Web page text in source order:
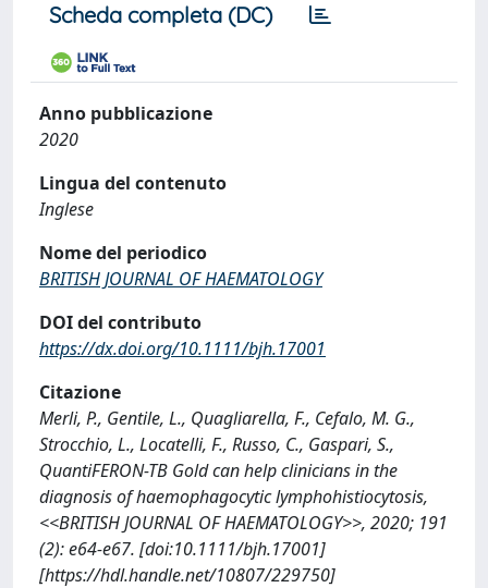
Scheda completa (DC)
Anno pubblicazione
2020
Lingua del contenuto
Inglese
Nome del periodico
BRITISH JOURNAL OF HAEMATOLOGY
DOI del contributo
https://dx.doi.org/10.1111/bjh.17001
Citazione
Merli, P., Gentile, L., Quagliarella, F., Cefalo, M. G.,
Strocchio, L., Locatelli, F., Russo, C., Gaspari, S.,
QuantiFERON-TB Gold can help clinicians in the
diagnosis of haemophagocytic lymphohistiocytosis,
<<BRITISH JOURNAL OF HAEMATOLOGY>>, 2020; 191
(2): e64-e67. [doi:10.1111/bjh.17001]
[https://hdl.handle.net/10807/229750]